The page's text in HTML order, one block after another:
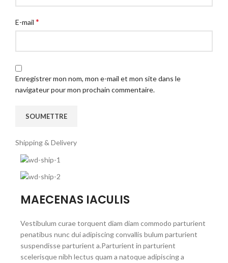
E-mail *
Enregistrer mon nom, mon e-mail et mon site dans le
navigateur pour mon prochain commentaire.
Shipping & Delivery
MAECENAS IACULIS
Vestibulum curae torquent diam diam commodo parturient
penatibus nunc dui adipiscing convallis bulum parturient
suspendisse parturient a.Parturient in parturient
scelerisque nibh lectus quam a natoque adipiscing a